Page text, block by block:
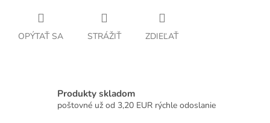
OPÝTAŤ SA STRÁŽIŤ ZDIEĽAŤ
Produkty skladom
poštovné už od 3,20 EUR rýchle odoslanie